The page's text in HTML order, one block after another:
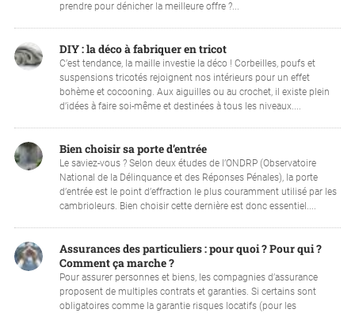
prendre pour dénicher la meilleure offre ?...
DIY : la déco à fabriquer en tricot
C’est tendance, la maille investie la déco ! Corbeilles, poufs et
suspensions tricotés rejoignent nos intérieurs pour un effet
bohème et cocooning. Aux aiguilles ou au crochet, il existe plein
d’idées à faire soi-même et destinées à tous les niveaux....
Bien choisir sa porte d’entrée
Le saviez-vous ? Selon deux études de l’ONDRP (Observatoire
National de la Délinquance et des Réponses Pénales), la porte
d’entrée est le point d’effraction le plus couramment utilisé par les
cambrioleurs. Bien choisir cette dernière est donc essentiel....
Assurances des particuliers : pour quoi ? Pour qui ?
Comment ça marche ?
Pour assurer personnes et biens, les compagnies d’assurance
proposent de multiples contrats et garanties. Si certains sont
obligatoires comme la garantie risques locatifs (pour les